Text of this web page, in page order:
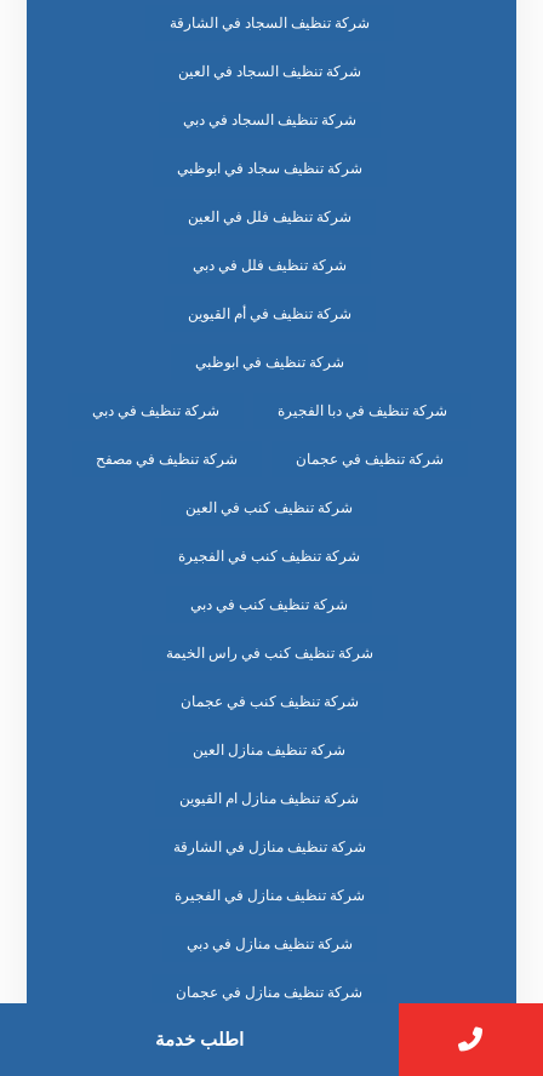
شركة تنظيف السجاد في الشارقة
شركة تنظيف السجاد في العين
شركة تنظيف السجاد في دبي
شركة تنظيف سجاد في ابوظبي
شركة تنظيف فلل في العين
شركة تنظيف فلل في دبي
شركة تنظيف في أم القيوين
شركة تنظيف في ابوظبي
شركة تنظيف في دبا الفجيرة شركة تنظيف في دبي
شركة تنظيف في عجمان شركة تنظيف في مصفح
شركة تنظيف كنب في العين
شركة تنظيف كنب في الفجيرة
شركة تنظيف كنب في دبي
شركة تنظيف كنب في راس الخيمة
شركة تنظيف كنب في عجمان
شركة تنظيف منازل العين
شركة تنظيف منازل ام القيوين
شركة تنظيف منازل في الشارقة
شركة تنظيف منازل في الفجيرة
شركة تنظيف منازل في دبي
شركة تنظيف منازل في عجمان
شركة مكافحة الحشرات ابوظبي
اطلب خدمة